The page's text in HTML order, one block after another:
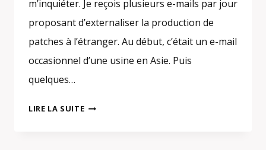
m’inquiéter. Je reçois plusieurs e-mails par jour
proposant d’externaliser la production de
patches à l’étranger. Au début, c’était un e-mail
occasionnel d’une usine en Asie. Puis
quelques…
LIRE LA SUITEFABRICANT